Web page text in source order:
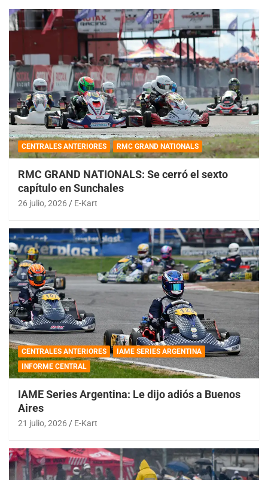
CENTRALES ANTERIORES RMC GRAND NATIONALS
RMC GRAND NATIONALS: Se cerró el sexto
capítulo en Sunchales
26 julio, 2026 E-Kart
CENTRALES ANTERIORES
IAME SERIES ARGENTINA
INFORME CENTRAL
IAME Series Argentina: Le dijo adiós a Buenos
Aires
21 julio, 2026 E-Kart